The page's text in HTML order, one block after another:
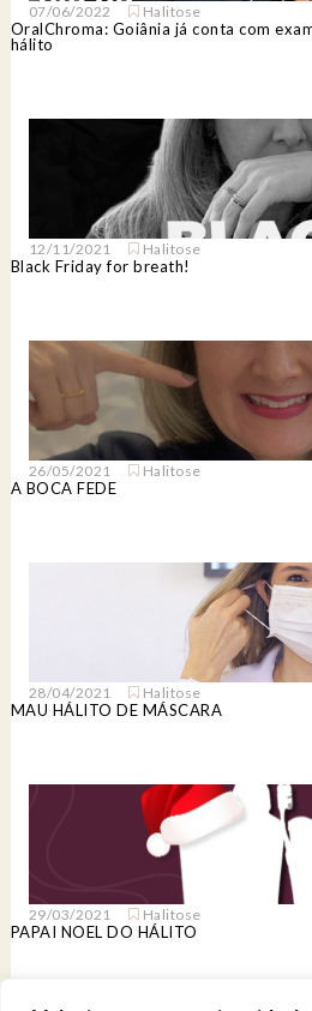
07/06/2022 Halitose
OralChroma: Goiânia já conta com
hálito
12/11/2021 Halitose
Black Friday for breath!
26/05/2021 Halitose
A BOCA FEDE
28/04/2021 Halitose
MAU HÁLITO DE MÁSCARA
29/03/2021 Halitose
PAPAI NOEL DO HÁLITO